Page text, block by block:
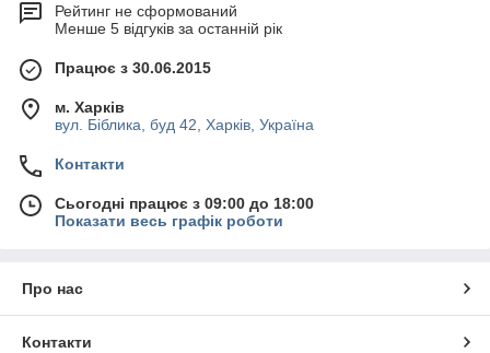
індикатором, плівковою клавіатурою та вбудованим
акумулятором; межа зважування — 30 кг;
ВТА-60/30-5-Ш-А: мають збільшену платформу
ВТА-60/30-6-А-С : обладнані світлодіодною індикацією
рахунковим режимом немає.
Харьковеможна замовити на сайті компанії «
кухні ». Оформляйте покупку за доступною ціною — товар
Рейтинг не сформований
Менше 5 відгуків за останній рік
Працює з 30.06.2015
м. Харків
вул. Біблика, буд 42, Харків, Україна
Контакти
Сьогодні працює з 09:00 до 18:00
Показати весь графік роботи
Про нас
Контакти